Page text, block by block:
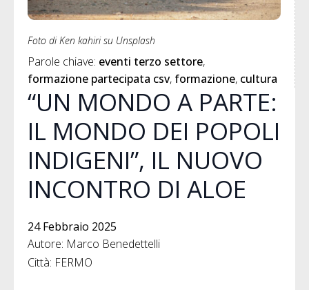
Foto di Ken kahiri su Unsplash
Parole chiave: eventi terzo settore
formazione partecipata csv formazione cultura
“UN MONDO A PARTE:
IL MONDO DEI POPOLI
INDIGENI”, IL NUOVO
INCONTRO DI ALOE
24 Febbraio 2025
Autore: Marco Benedettelli
Città: FERMO